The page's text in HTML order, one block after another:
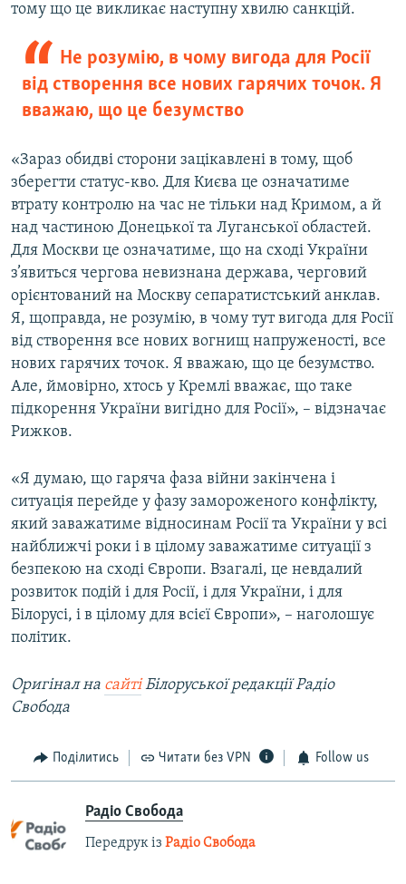
тому що це викликає наступну хвилю санкцій.
Не розумію, в чому вигода для Росії
від створення все нових гарячих точок. Я
вважаю, що це безумство
«Зараз обидві сторони зацікавлені в тому, щоб
зберегти статус-кво. Для Києва це означатиме
втрату контролю на час не тільки над Кримом, а й
над частиною Донецької та Луганської областей.
Для Москви це означатиме, що на сході України
з’явиться чергова невизнана держава, черговий
орієнтований на Москву сепаратистський анклав.
Я, щоправда, не розумію, в чому тут вигода для Росії
від створення все нових вогнищ напруженості, все
нових гарячих точок. Я вважаю, що це безумство.
Але, ймовірно, хтось у Кремлі вважає, що таке
підкорення України вигідно для Росії», – відзначає
Рижков.
«Я думаю, що гаряча фаза війни закінчена і
ситуація перейде у фазу замороженого конфлікту,
який заважатиме відносинам Росії та України у всі
найближчі роки і в цілому заважатиме ситуації з
безпекою на сході Європи. Взагалі, це невдалий
розвиток подій і для Росії, і для України, і для
Білорусі, і в цілому для всієї Європи», – наголошує
політик.
Оригінал на сайті Білоруської редакції Радіо
Свобода
Поділитись Читати без VPN Follow us
Радіо Свобода
Передрук із Радіо Свобода